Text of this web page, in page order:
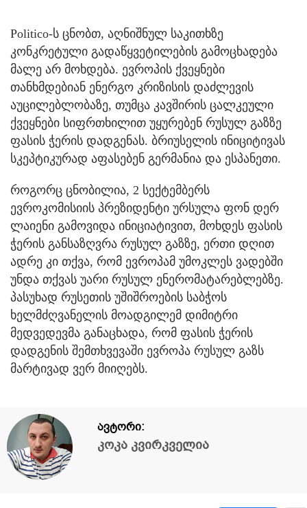
Politico-ს ცნობთ, აღნიშნულ საკითხზე
კონკრეტული გადაწყვეტილების გამოცხადება
მალე არ მოხდება. ევროპის ქვეყნები
თანხმდებიან ენერგო კრიზისის დაძლევის
აუცილებლობაზე, თუმცა კავშირის ცალკეული
ქვეყნები სიფრთხილით უყურებენ რუსულ გაზზე
ფასის ჭერის დადგენას. ბრიუსელის ინიციტივას
სკეპტიკურად აფასებენ გერმანია და ესპანეთი.
როგორც ცნობილია, 2 სექტემბერს
ევროკომისიის პრეზიდენტი ურსულა ფონ დერ
ლაიენი გამოვიდა ინიციატივით, მოხდეს ფასის
ჭერის განსაზღვრა რუსულ გაზზე, ერთი დღით
ადრე კი თქვა, რომ ევროპამ უმოკლეს ვადებში
უნდა თქვას უარი რუსულ ენერომატარებლებზე.
პასუხად რუსეთის უშიშროების საბჭოს
ხელმძღვანელის მოადგილემ დიმიტრი
მედვედევმა განაცხადა, რომ ფასის ჭერის
დადგენის შემთხვევაში ევროპა რუსულ გაზს
მარტივად ვერ მიიღებს.
ავტორი:
კოკა კვირკველია